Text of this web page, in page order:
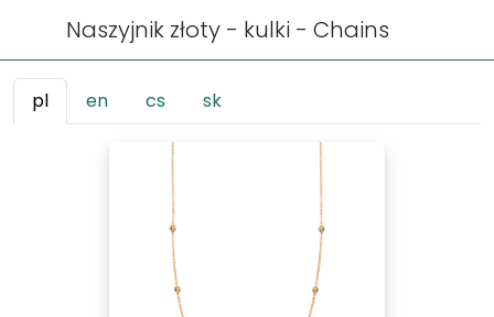
Naszyjnik złoty - kulki - Chains
pl en cs sk